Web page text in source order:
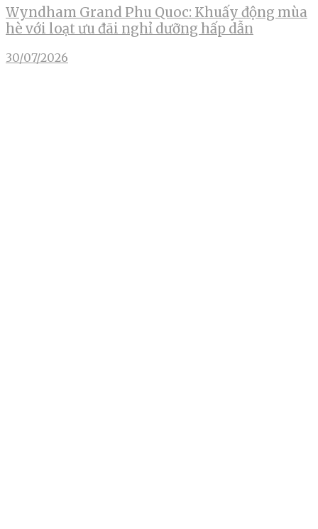
Wyndham Grand Phu Quoc: Khuấy động mùa
hè với loạt ưu đãi nghỉ dưỡng hấp dẫn
30/07/2026